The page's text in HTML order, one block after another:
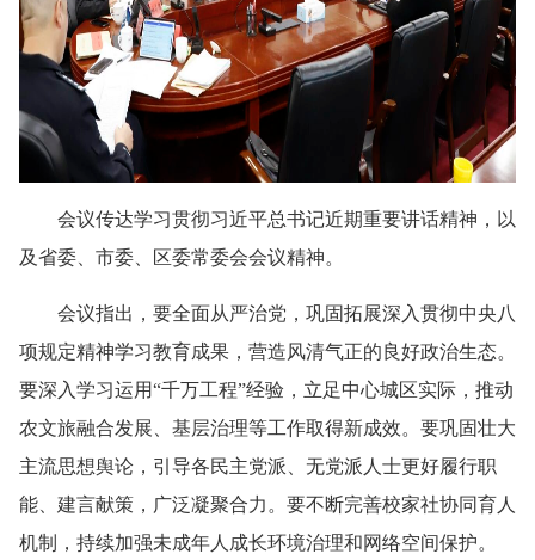
会议传达学习贯彻习近平总书记近期重要讲话精神，以
及省委、市委、区委常委会会议精神。
会议指出，要全面从严治党，巩固拓展深入贯彻中央八
项规定精神学习教育成果，营造风清气正的良好政治生态。
要深入学习运用“千万工程”经验，立足中心城区实际，推动
农文旅融合发展、基层治理等工作取得新成效。要巩固壮大
主流思想舆论，引导各民主党派、无党派人士更好履行职
能、建言献策，广泛凝聚合力。要不断完善校家社协同育人
机制，持续加强未成年人成长环境治理和网络空间保护。